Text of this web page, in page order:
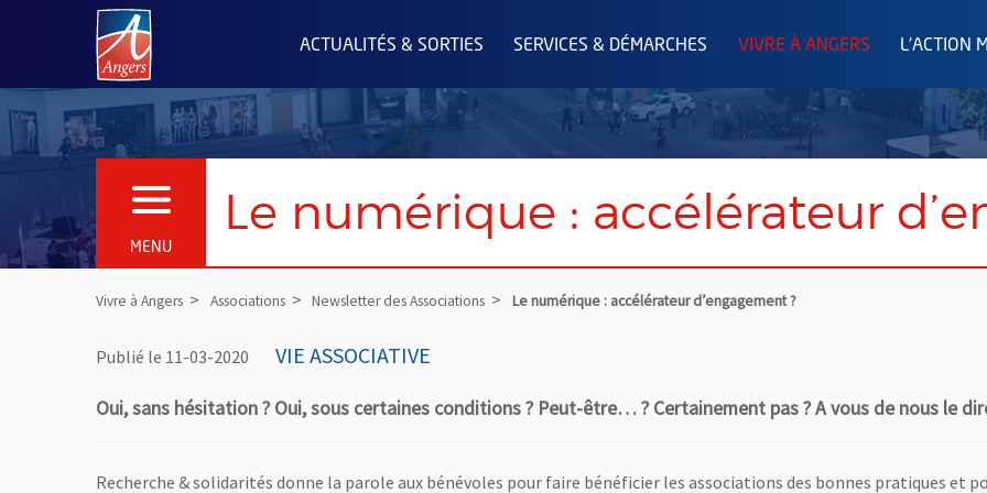
Angers.fr : Retour à l'accueil
ACTUALITÉS & SORTIES SERVICES & DÉMARCHES VIVRE À ANGERS L'ACTION
MENU
OUVRIR LE MENU Le numérique : accélérateur
Vivre à Angers Associations Newsletter des Associations Le numérique : accélérateur d’engagement ?
Publié le 11-03-2020 VIE ASSOCIATIVE
Oui, sans hésitation ? Oui, sous certaines conditions ? Peut-être… ? Certainement pas ? A vous de nous le
Recherche & solidarités donne la parole aux bénévoles pour faire bénéficier les associations des bonnes pratiques et